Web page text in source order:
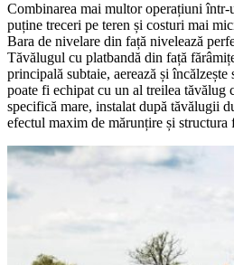
Combinarea mai multor operațiuni într-
puține treceri pe teren și costuri mai
Bara de nivelare din față nivelează
Tăvălugul cu platbandă din față
principală subtaie, aerează și
poate fi echipat cu un al treilea tăvălug
specifică mare, instalat după tăvălugii
efectul maxim de mărunțire și